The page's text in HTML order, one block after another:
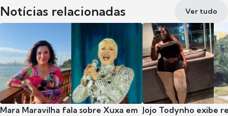
Notícias relacionadas Ver tudo
Mara Maravilha fala sobre Xuxa em Jojo Todynho exibe